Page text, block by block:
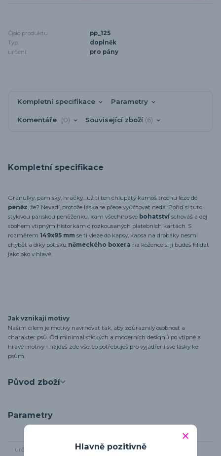
Číslo produktu:
pp_125
Typ:
doplněk
určení:
pro pány
Kompletní specifikace Parametry
Komentáře 0 Související zboží 6
Kompletní specifikace
Granulky, pamlsky, hračky…už ti ten chlupatý kámoš trochu leze do
peněz , že? Nevadí, protože láska se přece vyúčtovat nedá. Pořiď si tuto
stylovou pánskou peněženku, kam všechno své bohatství schováš a dej
sbohem vtipným historkám o rozkousaných platebních kartách. S
rozměrem 149x95 mm se ti vleze do kapsy, kapsa na drobáky nesmí
chybět a díky potisku německého boxera na kožence si ji budeš hlídat
jako oko v hlavě.
Jak vznikají motivy
Naším cílem je motivy navrhovat tak, aby zdůraznily osobnost a
charakter psů. Od minimalistických a moderních designů po vtipné a
hravé motivy - najdeš zde vše, co potřebuješ pro vyjádření své lásky ke
psům.
Původ zboží
Parametry
určení pro pányHlavně pozitivně